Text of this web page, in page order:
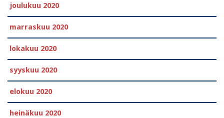
joulukuu 2020
marraskuu 2020
lokakuu 2020
syyskuu 2020
elokuu 2020
heinäkuu 2020